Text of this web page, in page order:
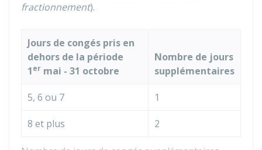
fractionnement).
Jours de congés pris en
dehors de la période
1er mai - 31 octobre
Nombre de jours
supplémentaires
5, 6 ou 7 1
8 et plus 2